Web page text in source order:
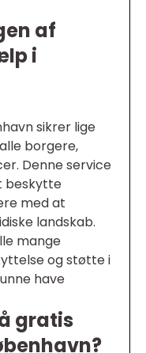
af
i
sikrer lige
borgere,
Denne service
beskytte
med at
landskab.
mange
og støtte i
have
gratis